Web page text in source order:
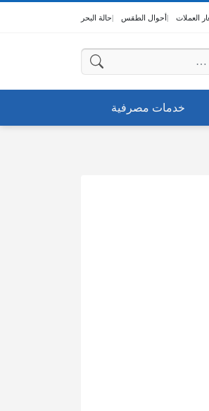
العملات أحوال الطقس حالة البحر
خدمات مصرفية